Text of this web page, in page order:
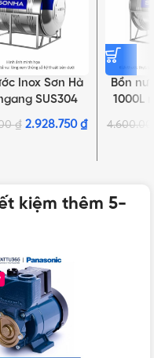
Inox Sơn Hà
SUS304
₫ 2.928.750 ₫
Bồn
1000L
kiệm thêm 5-